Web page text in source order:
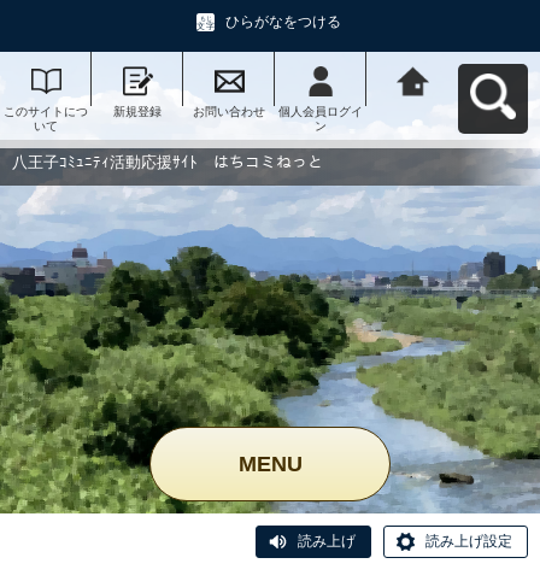
ひらがなをつける
このサイトにつ
いて
新規登録 お問い合わせ
個人会員ログイ
ン
動応援ｻｲﾄ はち
コミねっとへ戻
八王子ｺﾐｭﾆﾃｨ活動応援ｻｲﾄ はちコミねっと
MENU
読み上げ 読み上げ設定